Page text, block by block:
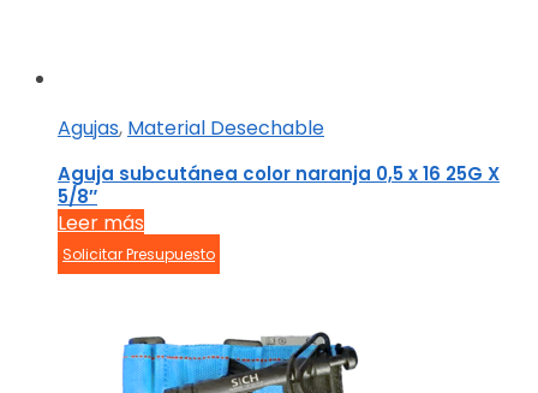
Agujas, Material Desechable
Aguja subcutánea color naranja 0,5 x 16 25G X
5/8″
Leer más
Solicitar Presupuesto